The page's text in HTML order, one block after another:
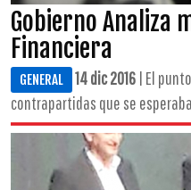
Gobierno Analiza
Financiera
GENERAL 14 dic 2016 | El
contrapartidas que se